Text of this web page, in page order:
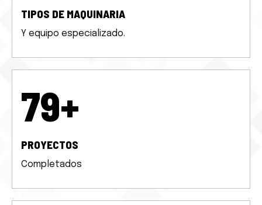
TIPOS DE MAQUINARIA
Y equipo especializado.
100+
PROYECTOS
Completados